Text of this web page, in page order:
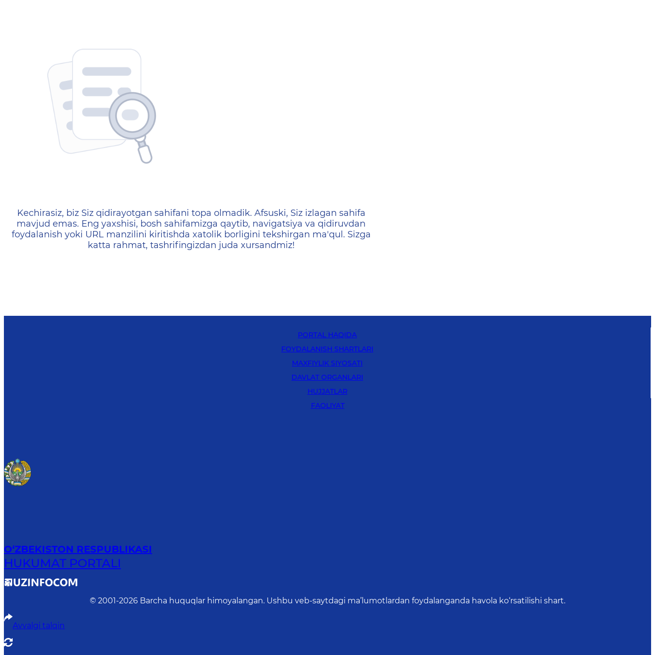
404 — Страница не найдена
Kechirasiz, biz Siz qidirayotgan sahifani topa olmadik. Afsuski, Siz izlagan sahifa
mavjud emas. Eng yaxshisi, bosh sahifamizga qaytib, navigatsiya va qidiruvdan
foydalanish yoki URL manzilini kiritishda xatolik borligini tekshirgan ma'qul. Sizga
katta rahmat, tashrifingizdan juda xursandmiz!
PORTAL HAQIDA
FOYDALANISH SHARTLARI
MAXFIYLIK SIYOSATI
DAVLAT ORGANLARI
HUJJATLAR
FAOLIYAT
O‘ZBEKISTON RESPUBLIKASI
HUKUMAT PORTALI
© 2001-2026 Barcha huquqlar himoyalangan. Ushbu veb-saytdagi ma’lumotlardan foydalanganda havola ko‘rsatilishi shart.
Avvalgi talqin